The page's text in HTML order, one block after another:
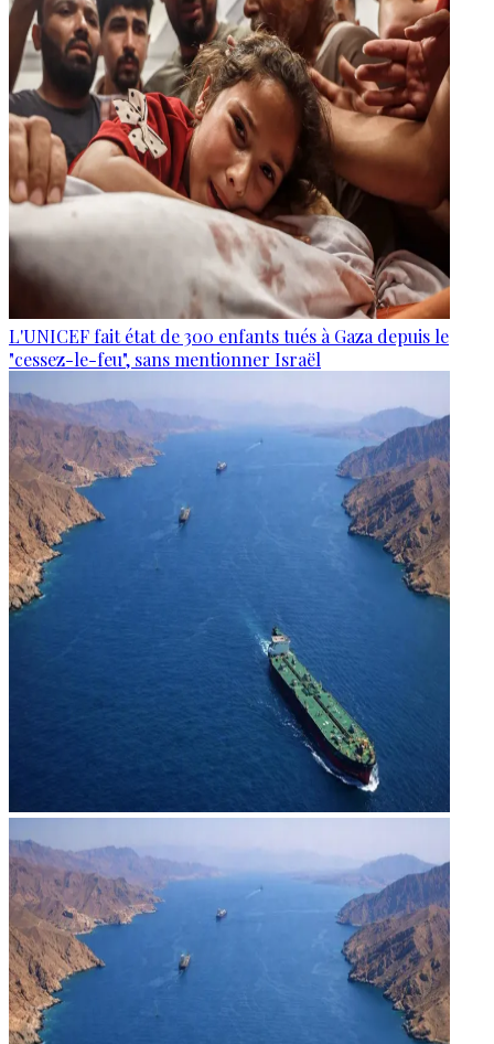
L'UNICEF fait état de 300 enfants tués à Gaza depuis le
"cessez-le-feu", sans mentionner Israël